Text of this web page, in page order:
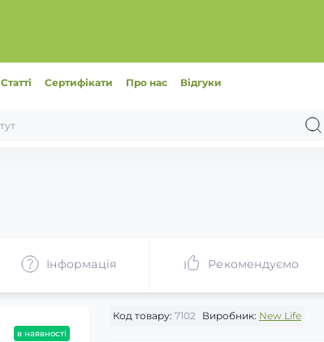
Статті Сертифікати Про нас Відгуки
Інформація Рекомендуємо
в наявності
Код товару: 7102 Виробник: New Life